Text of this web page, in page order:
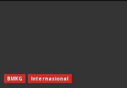
BMKG Internasional